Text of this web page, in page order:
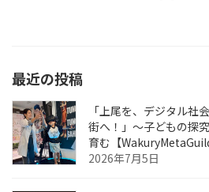
最近の投稿
「上尾を、デジタル社
街へ！」〜子どもの探
育む【
2026年7月5日